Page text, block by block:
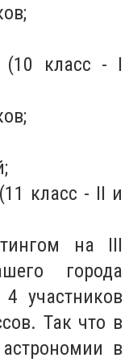
класс - I
класс - II и
на III
города
участников
Так что в
в